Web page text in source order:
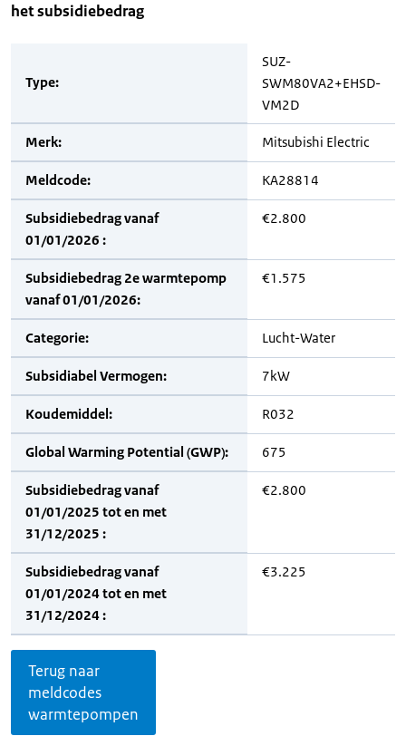
het subsidiebedrag
Type:
SUZ-
SWM80VA2+EHSD-
VM2D
Merk: Mitsubishi Electric
Meldcode: KA28814
Subsidiebedrag vanaf
01/01/2026 :
€2.800
Subsidiebedrag 2e warmtepomp
vanaf 01/01/2026:
€1.575
Categorie: Lucht-Water
Subsidiabel Vermogen: 7kW
Koudemiddel: R032
Global Warming Potential (GWP): 675
Subsidiebedrag vanaf
01/01/2025 tot en met
31/12/2025 :
€2.800
Subsidiebedrag vanaf
01/01/2024 tot en met
31/12/2024 :
€3.225
Terug naar
meldcodes
warmtepompen